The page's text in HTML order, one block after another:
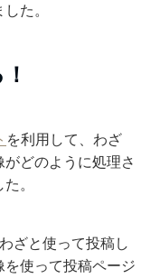
た。
を利用して、わざ
どのように処理さ
。
ざと使って投稿し
使って投稿ページ